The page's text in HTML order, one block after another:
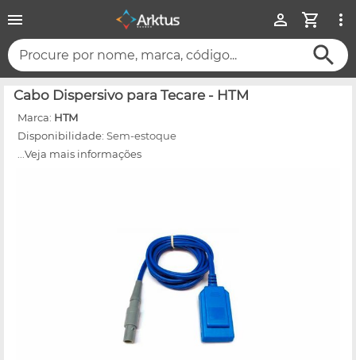
Procure por nome, marca, código...
Cabo Dispersivo para Tecare - HTM
Marca: HTM
Disponibilidade: Sem-estoque
...Veja mais informações